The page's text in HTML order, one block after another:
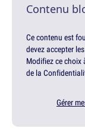
Contenu
Ce contenu est
devez accepter
Modifiez ce choix
de la
Gérer